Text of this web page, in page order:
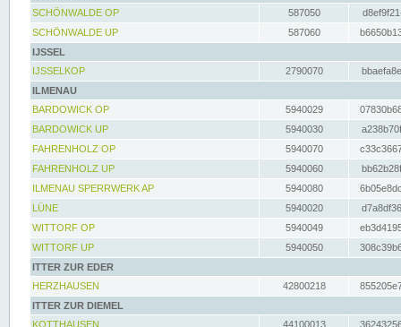
SCHÖNWALDE OP
587050
SCHÖNWALDE UP
587060
IJSSEL
IJSSELKOP
2790070
ILMENAU
BARDOWICK OP
5940029
BARDOWICK UP
5940030
FAHRENHOLZ OP
5940070
FAHRENHOLZ UP
5940060
ILMENAU SPERRWERK AP
5940080
LÜNE
5940020
WITTORF OP
5940049
WITTORF UP
5940050
ITTER ZUR EDER
HERZHAUSEN
42800218
ITTER ZUR DIEMEL
KOTTHAUSEN
44100013